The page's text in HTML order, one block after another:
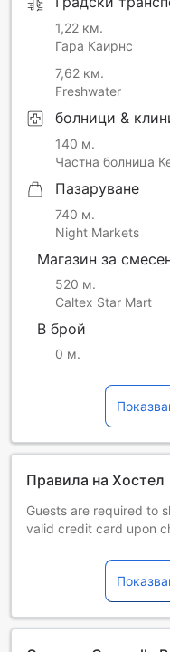
1,22 км.
Гара Каирнс
7,62 км.
Freshwater
болници &
140 м.
Частна болница
Пазаруване
740 м.
Night Markets
Магазин за
520 м.
Caltex Star Mart
В брой
0 м.
Правила на Хостел
Guests are required to
valid credit card upon
могат да наложат
Reception is open
property the expected
address in advance.